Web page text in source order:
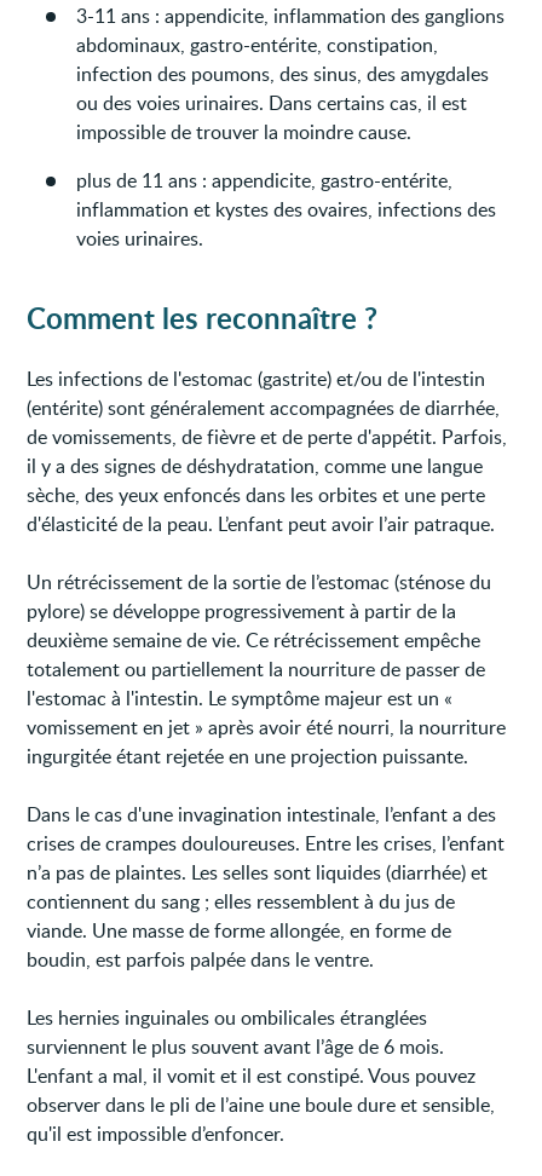
3-11 ans : appendicite, inflammation des ganglions
abdominaux, gastro-entérite, constipation,
infection des poumons, des sinus, des amygdales
ou des voies urinaires. Dans certains cas, il est
impossible de trouver la moindre cause.
plus de 11 ans : appendicite, gastro-entérite,
inflammation et kystes des ovaires, infections des
voies urinaires.
Comment les reconnaître ?
Les infections de l'estomac (gastrite) et/ou de l'intestin
(entérite) sont généralement accompagnées de diarrhée,
de vomissements, de fièvre et de perte d'appétit. Parfois,
il y a des signes de déshydratation, comme une langue
sèche, des yeux enfoncés dans les orbites et une perte
d'élasticité de la peau. L’enfant peut avoir l’air patraque.
Un rétrécissement de la sortie de l’estomac (sténose du
pylore) se développe progressivement à partir de la
deuxième semaine de vie. Ce rétrécissement empêche
totalement ou partiellement la nourriture de passer de
l'estomac à l'intestin. Le symptôme majeur est un «
vomissement en jet » après avoir été nourri, la nourriture
ingurgitée étant rejetée en une projection puissante.
Dans le cas d'une invagination intestinale, l’enfant a des
crises de crampes douloureuses. Entre les crises, l’enfant
n’a pas de plaintes. Les selles sont liquides (diarrhée) et
contiennent du sang ; elles ressemblent à du jus de
viande. Une masse de forme allongée, en forme de
boudin, est parfois palpée dans le ventre.
Les hernies inguinales ou ombilicales étranglées
surviennent le plus souvent avant l’âge de 6 mois.
L'enfant a mal, il vomit et il est constipé. Vous pouvez
observer dans le pli de l’aine une boule dure et sensible,
qu'il est impossible d’enfoncer.